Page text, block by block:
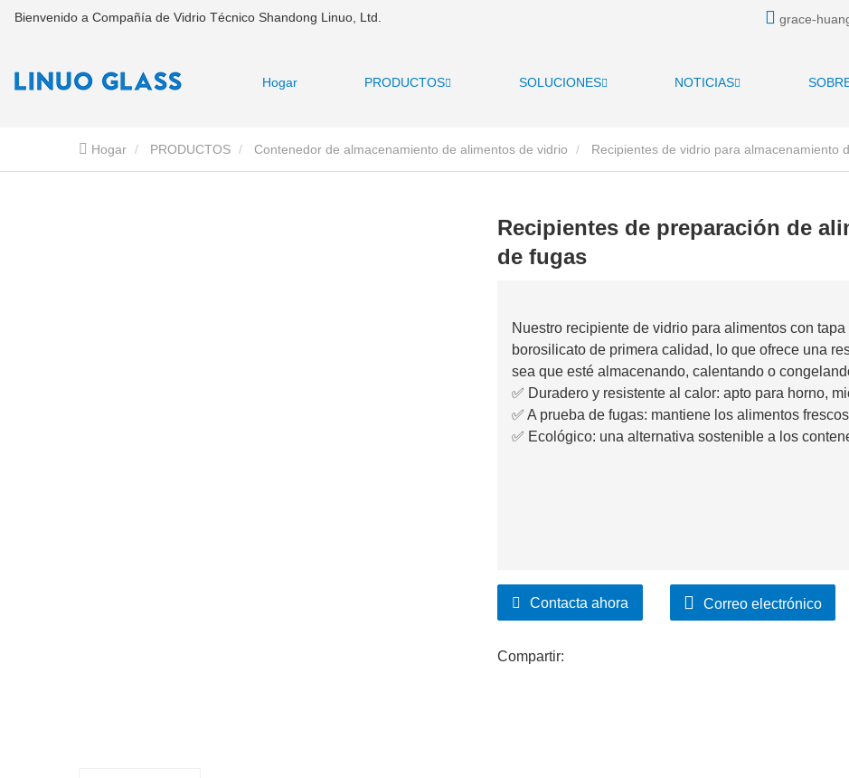
Bienvenido a Compañía de Vidrio Técnico Shandong Linuo, Ltd. grace-
Hogar PRODUCTOS SOLUCIONES NOTICIAS
Hogar PRODUCTOS Contenedor de almacenamiento de alimentos de vidrio Recipientes de vidrio para almacenamiento
Recipientes de preparación de
de fugas
Nuestro recipiente de vidrio para alimentos con
borosilicato de primera calidad, lo que ofrece una
sea que esté almacenando, calentando o
✅ Duradero y resistente al calor: apto para horno,
✅ A prueba de fugas: mantiene los alimentos
✅ Ecológico: una alternativa sostenible a los
Contacta ahora Correo electrónico
Compartir: